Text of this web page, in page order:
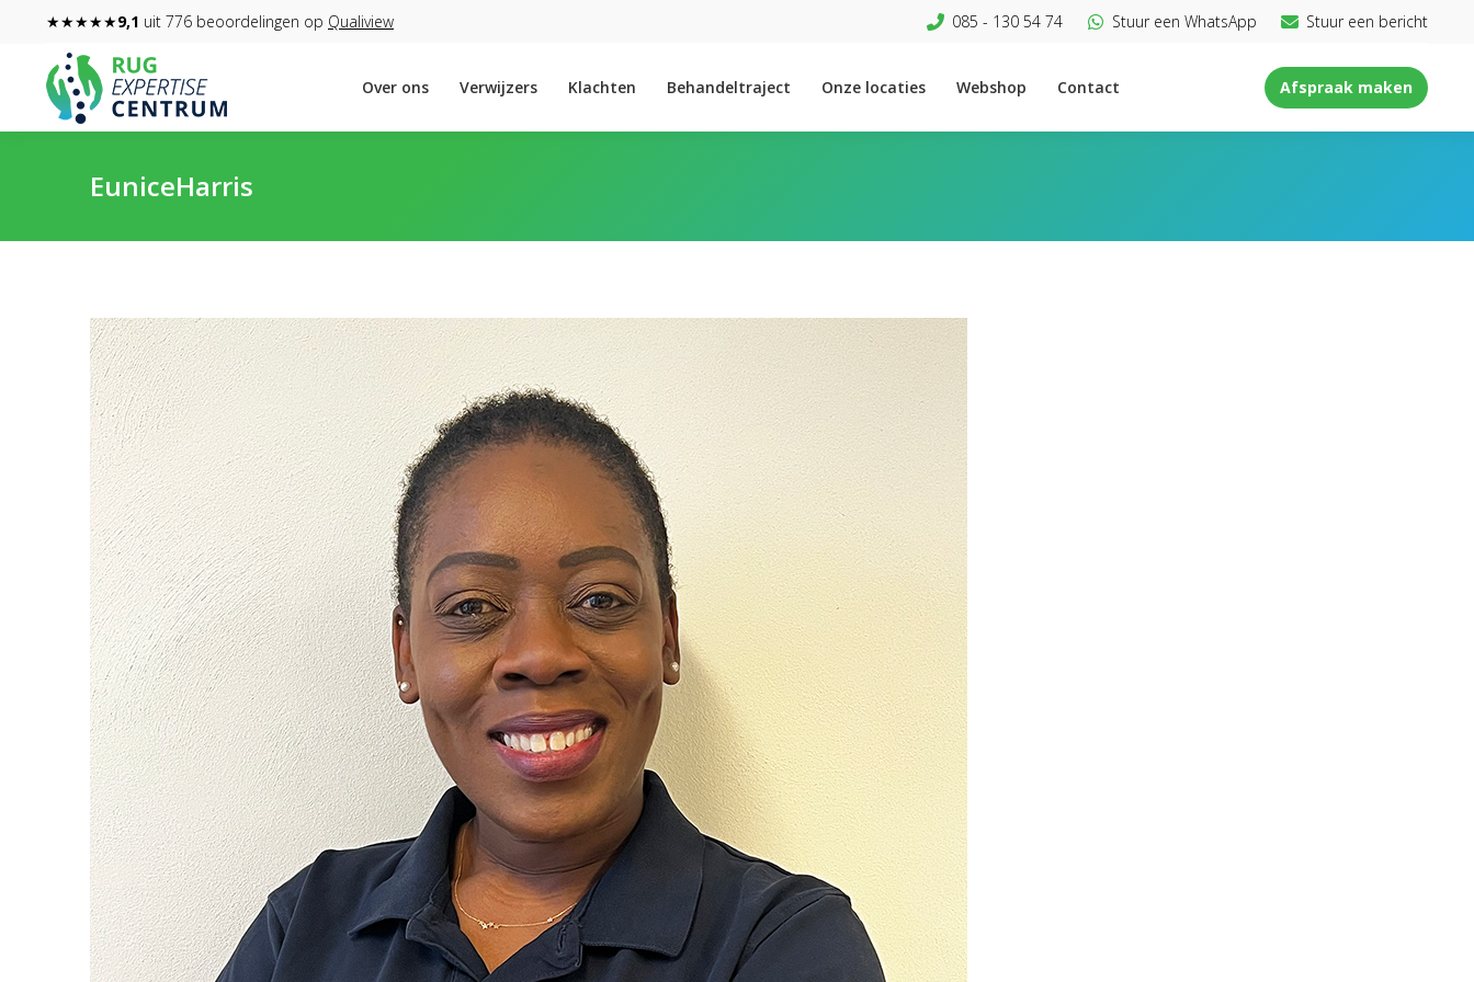
★★★★★9,1 uit 776 beoordelingen op Qualiview 085 - 130 54 74 Stuur een WhatsApp Stuur een bericht
Over ons Verwijzers Klachten Behandeltraject Onze locaties Webshop Contact Afspraak maken
EuniceHarris